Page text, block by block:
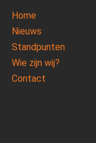
Home
Nieuws
Standpunten
Wie zijn wij?
Contact